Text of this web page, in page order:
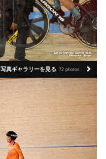
写真ギャラリーを見る 72 photos